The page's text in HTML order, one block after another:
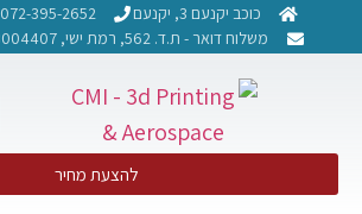
כוכב יקנעם 3, יקנעם
072-395-2652
משלוח דואר - ת.ד. 562, רמת ישי, 3004407​
להצעת מחיר